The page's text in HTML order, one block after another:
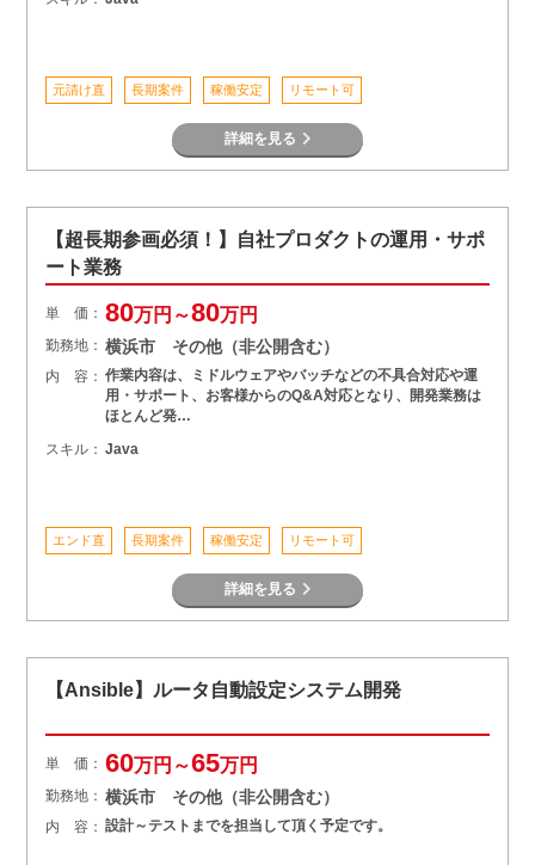
元請け直 長期案件 稼働安定 リモート可
詳細を見る
【超長期参画必須！】自社プロダクトの運用・サポ
ート業務
単 価： 80万円～80万円
勤務地： 横浜市 その他（非公開含む）
内 容： 作業内容は、ミドルウェアやバッチなどの不具合対応や運
用・サポート、お客様からのQ&A対応となり、開発業務は
ほとんど発…
スキル： Java
エンド直 長期案件 稼働安定 リモート可
詳細を見る
【Ansible】ルータ自動設定システム開発
単 価： 60万円～65万円
勤務地： 横浜市 その他（非公開含む）
内 容： 設計～テストまでを担当して頂く予定です。